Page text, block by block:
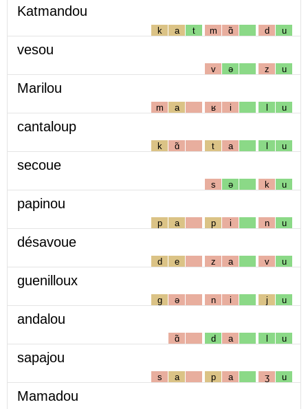
Katmandou
k a t m ɑ̃ d u
vesou
v ə z u
Marilou
m a ʁ i l u
cantaloup
k ɑ̃ t a l u
secoue
s ə k u
papinou
p a p i n u
désavoue
d e z a v u
guenilloux
g ə n i j u
andalou
ɑ̃ d a l u
sapajou
s a p a ʒ u
Mamadou